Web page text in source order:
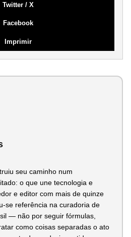
Twitter / X
Facebook
Imprimir
seu caminho num
o que une tecnologia e
e editor com mais de quinze
se referência na curadoria de
— não por seguir fórmulas,
como coisas separadas o ato